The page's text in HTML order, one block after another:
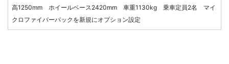
高1250mm ホイールベース2420mm 車重1130kg 乗車定員2名 マイ
クロファイバーパックを新規にオプション設定